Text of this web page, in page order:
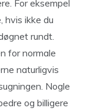
For eksempel
hvis ikke du
rundt.
for normale
naturligvis
Nogle
og billigere